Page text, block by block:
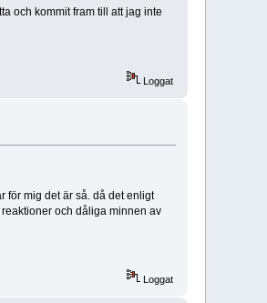
och kommit fram till att jag inte
Loggat
för mig det är så. då det enligt
och dåliga minnen av
Loggat